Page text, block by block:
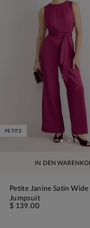
IN DEN
PETITE
Petite Janine Satin Wide
Jumpsuit
$ 139.00